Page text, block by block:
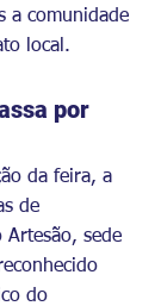
a comunidade
local.
por
da feira, a
de
Artesão, sede
do